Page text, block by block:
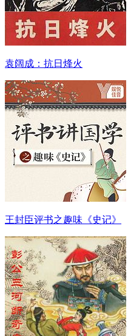
袁阔成：抗日烽火
王封臣评书之趣味《史记》